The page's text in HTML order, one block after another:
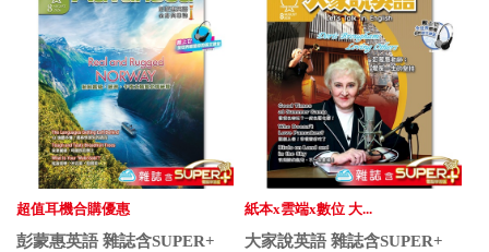
超值耳機合購優惠
彭蒙惠英語 雜誌含SUPER+
紙本x雲端x數位 大...
大家說英語 雜誌含SUPER+